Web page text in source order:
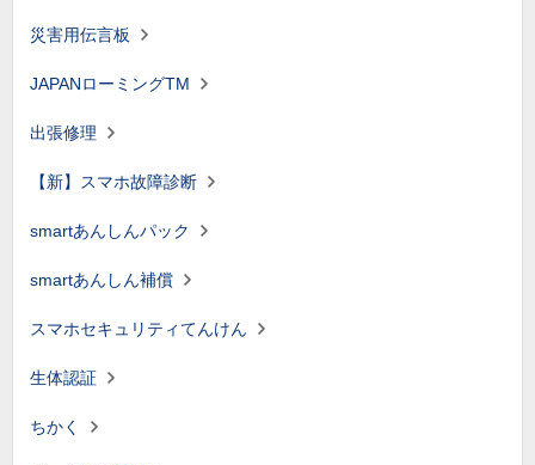
災害用伝言板
JAPANローミングTM
出張修理
【新】スマホ故障診断
smartあんしんパック
smartあんしん補償
スマホセキュリティてんけん
生体認証
ちかく